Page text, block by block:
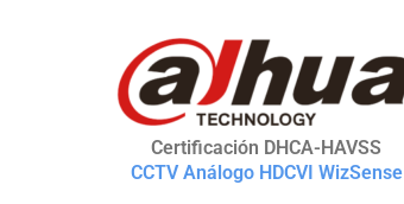
Certificación DHCA-HAVSS
CCTV Análogo HDCVI WizSense